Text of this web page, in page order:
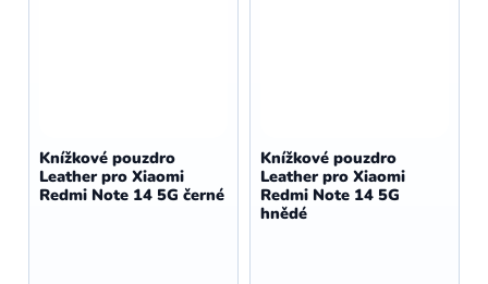
Knížkové pouzdro
Leather pro Xiaomi
Redmi Note 14 5G černé
Knížkové pouzdro
Leather pro Xiaomi
Redmi Note 14 5G
hnědé